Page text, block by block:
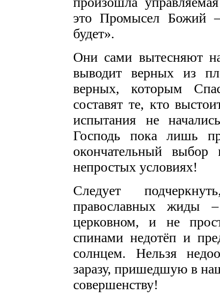
это Промысел Божий
будет».
Они сами вытесняют
выводит верных из
верных, которым
составят те, кто
испытания не
Господь пока лишь
окончательный
непростых условиях!
Следует
православных жиды
церковном, и не
спинами недотёп и
солнцем. Нельзя
заразу, пришедшую в
совершенству!